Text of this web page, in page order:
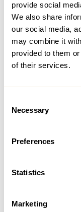
provide social
We also share
our social media,
may combine it
provided to them
of their services.
Selection
Necessary
Preferences
Statistics
Marketing